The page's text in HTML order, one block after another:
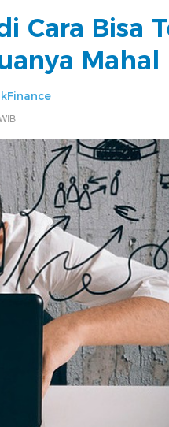
Cara Bisa
Mahal